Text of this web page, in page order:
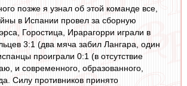
позже я узнал об этой команде все,
в Испании провел за сборную
Горостица, Ирарагорри играли в
3:1 (два мяча забил Лангара, один
проиграли 0:1 (в отсутствие
и современного, образованного,
Силу противников принято